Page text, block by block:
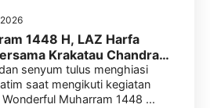
1448 H, LAZ Harfa
Krakatau Chandra
50 Adik-Adik Yatim
senyum tulus menghiasi
saat mengikuti kegiatan
Muharram 1448 ...